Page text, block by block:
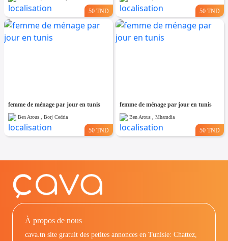
50 TND 50 TND
femme de ménage par jour en tunis
Ben Arous , Borj Cedria
50 TND
femme de ménage par jour en tunis
Ben Arous , Mhamdia
50 TND
À propos de nous
cava.tn site gratuit des petites annonces en Tunisie: Chattez,